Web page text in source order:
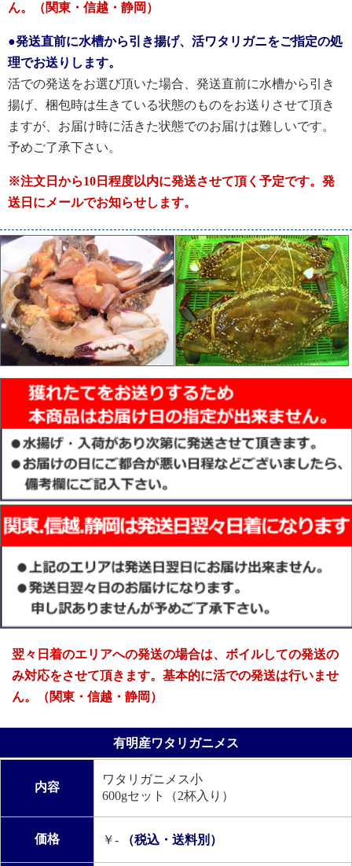
ん。（関東・信越・静岡）
●発送直前に水槽から引き揚げ、活ワタリガニをご指定の処
理でお送りします。
活での発送をお選び頂いた場合、発送直前に水槽から引き
揚げ、梱包時は生きている状態のものをお送りさせて頂き
ますが、お届け時に活きた状態でのお届けは難しいです。
予めご了承下さい。
※注文日から10日程度以内に発送させて頂く予定です。発
送日にメールでお知らせします。
翌々日着のエリアへの発送の場合は、ボイルしての発送の
み対応をさせて頂きます。基本的に活での発送は行いませ
ん。（関東・信越・静岡）
有明産ワタリガニメス
内容
ワタリガニメス小
600gセット（2杯入り）
価格 ￥- （税込・送料別）